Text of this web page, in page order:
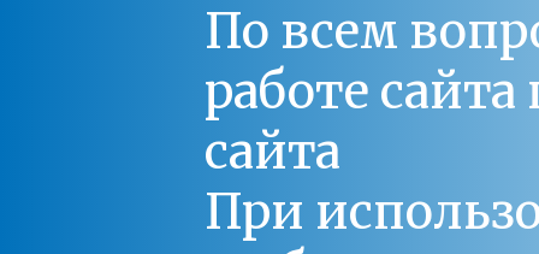
По всем
работе
сайта
При